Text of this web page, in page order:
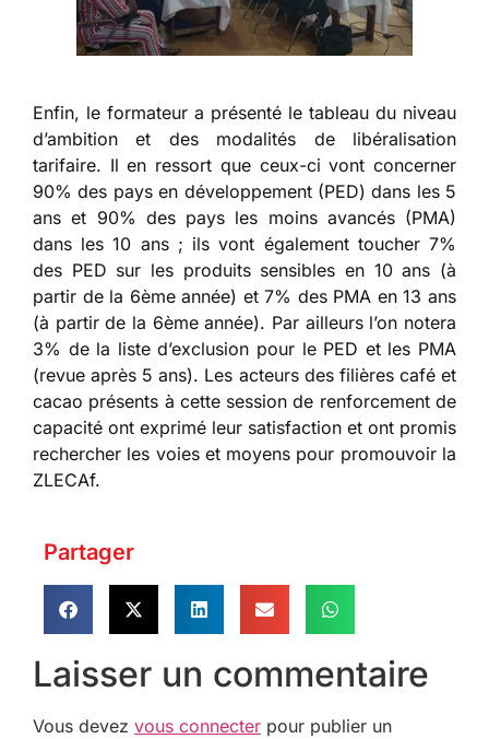
Enfin, le formateur a présenté le tableau du niveau
d’ambition et des modalités de libéralisation
tarifaire. Il en ressort que ceux-ci vont concerner
90% des pays en développement (PED) dans les 5
ans et 90% des pays les moins avancés (PMA)
dans les 10 ans ; ils vont également toucher 7%
des PED sur les produits sensibles en 10 ans (à
partir de la 6ème année) et 7% des PMA en 13 ans
(à partir de la 6ème année). Par ailleurs l’on notera
3% de la liste d’exclusion pour le PED et les PMA
(revue après 5 ans). Les acteurs des filières café et
cacao présents à cette session de renforcement de
capacité ont exprimé leur satisfaction et ont promis
rechercher les voies et moyens pour promouvoir la
ZLECAf.
Partager
Laisser un commentaire
Vous devez vous connecter pour publier un